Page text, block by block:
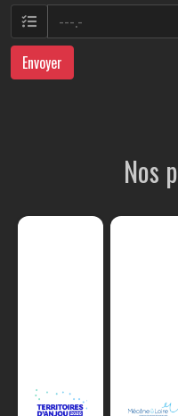
Envoyer
Nos